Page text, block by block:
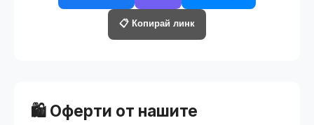
📋 Копирай линк
🛍️ Оферти от нашите